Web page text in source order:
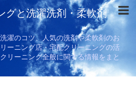
グと洗濯洗剤・柔軟剤
濯のコツ、人気の洗剤や柔軟剤のお
ーニング店・宅配クリーニングの活
リーニング全般に関する情報をまと